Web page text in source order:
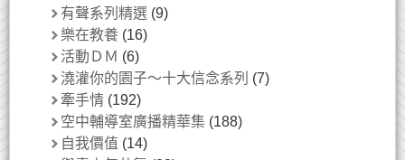
有聲系列精選 (9)
樂在教養 (16)
活動ＤＭ (6)
澆灌你的園子～十大信念系列 (7)
牽手情 (192)
空中輔導室廣播精華集 (188)
自我價值 (14)